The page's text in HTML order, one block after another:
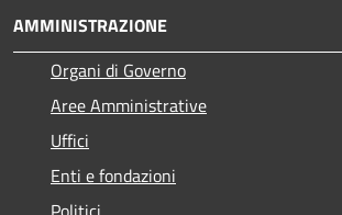
AMMINISTRAZIONE
Organi di Governo
Aree Amministrative
Uffici
Enti e fondazioni